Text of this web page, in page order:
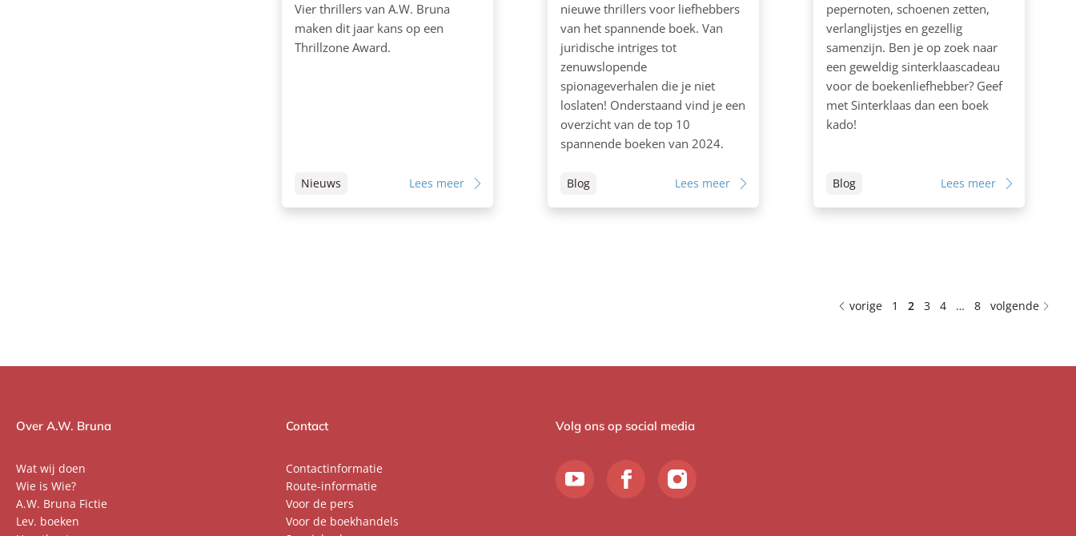
Vier thrillers van A.W. Bruna
maken dit jaar kans op een
Thrillzone Award.
Nieuws Lees meer
nieuwe thrillers voor liefhebbers
van het spannende boek. Van
juridische intriges tot
zenuwslopende
spionageverhalen die je niet
loslaten! Onderstaand vind je een
overzicht van de top 10
spannende boeken van 2024.
Blog Lees meer
pepernoten, schoenen zetten,
verlanglijstjes en gezellig
samenzijn. Ben je op zoek naar
een geweldig sinterklaascadeau
voor de boekenliefhebber? Geef
met Sinterklaas dan een boek
kado!
Blog Lees meer
vorige 1 2 3 4 … 8 volgende
Over A.W. Bruna
Wat wij doen
Wie is Wie?
A.W. Bruna Fictie
Lev. boeken
Contact
Contactinformatie
Route-informatie
Voor de pers
Voor de boekhandels
Volg ons op social media